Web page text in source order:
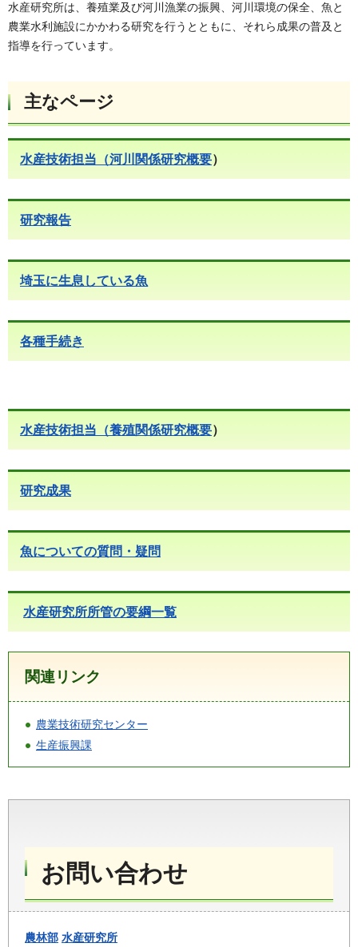
水産研究所は、養殖業及び河川漁業の振興、河川環境の保全、魚と
農業水利施設にかかわる研究を行うとともに、それら成果の普及と
指導を行っています。
主なページ
水産技術担当（河川関係研究概要）
研究報告
埼玉に生息している魚
各種手続き
水産技術担当（養殖関係研究概要）
研究成果
魚についての質問・疑問
水産研究所所管の要綱一覧
関連リンク
農業技術研究センター
生産振興課
お問い合わせ
農林部 水産研究所